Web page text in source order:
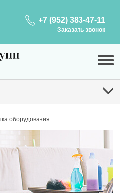
+7 (952) 383-47-11
Заказать звонок
оборудования